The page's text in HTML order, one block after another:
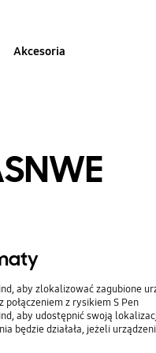
Akcesoria
aby zlokalizować zagubione
z rysikiem S Pen
aby udostępnić swoją lokalizację
będzie działała, jeżeli